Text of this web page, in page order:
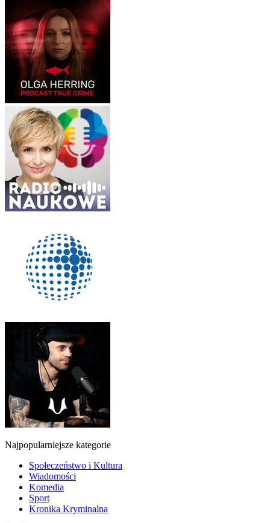
Najpopularniejsze kategorie
Społeczeństwo i Kultura
Wiadomości
Komedia
Sport
Kronika Kryminalna